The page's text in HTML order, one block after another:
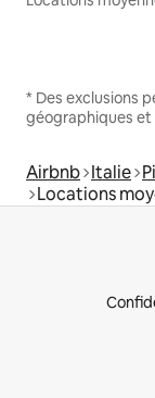
* Des exclusions
géographiques
Airbnb Italie
Locations